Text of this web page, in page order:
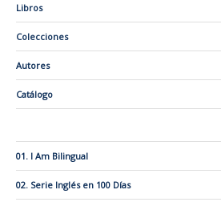
Libros
Colecciones
Autores
Catálogo
01. I Am Bilingual
02. Serie Inglés en 100 Días